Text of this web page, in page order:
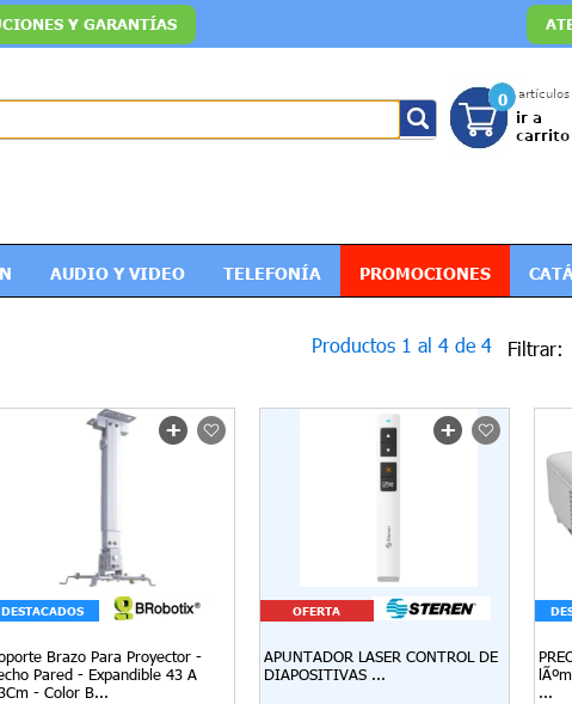
Y GARANTÍAS
0
AUDIO Y VIDEO TELEFONÍA PROMOCIONES
Productos 1 al 4 de 4 Filtrar:
Brazo Para Proyector -
Pared - Expandible 43 A
- Color B...
DESTACADOS
APUNTADOR LASER CONTROL DE
DIAPOSITIVAS ...
OFERTA
...